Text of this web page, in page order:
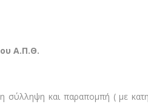
Α.Π.Θ.
σύλληψη και παραπομπή ( με